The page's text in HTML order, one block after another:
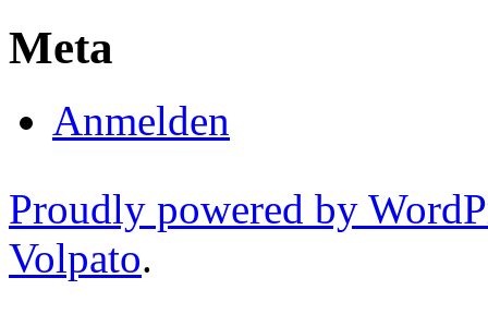
Meta
Anmelden
Proudly powered by
Volpato.